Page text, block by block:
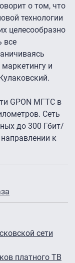
о том, что
технологии
целесообразно
все
маркетингу и
GPON МГТС в
Сеть
до 300 Гбит/
к
сети
платного ТВ